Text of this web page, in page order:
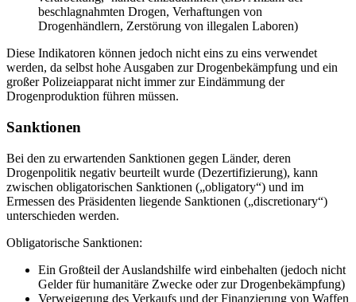
beschlagnahmten Drogen, Verhaftungen von
Drogenhändlern, Zerstörung von illegalen Laboren)
Diese Indikatoren können jedoch nicht eins zu eins verwendet
werden, da selbst hohe Ausgaben zur Drogenbekämpfung und ein
großer Polizeiapparat nicht immer zur Eindämmung der
Drogenproduktion führen müssen.
Sanktionen
Bei den zu erwartenden Sanktionen gegen Länder, deren
Drogenpolitik negativ beurteilt wurde (Dezertifizierung), kann
zwischen obligatorischen Sanktionen („obligatory“) und im
Ermessen des Präsidenten liegende Sanktionen („discretionary“)
unterschieden werden.
Obligatorische Sanktionen:
Ein Großteil der Auslandshilfe wird einbehalten (jedoch nicht
Gelder für humanitäre Zwecke oder zur Drogenbekämpfung)
Verweigerung des Verkaufs und der Finanzierung von Waffen